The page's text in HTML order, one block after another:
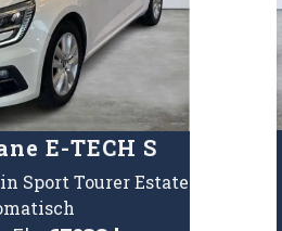
E-TECH S
Sport Tourer Estate